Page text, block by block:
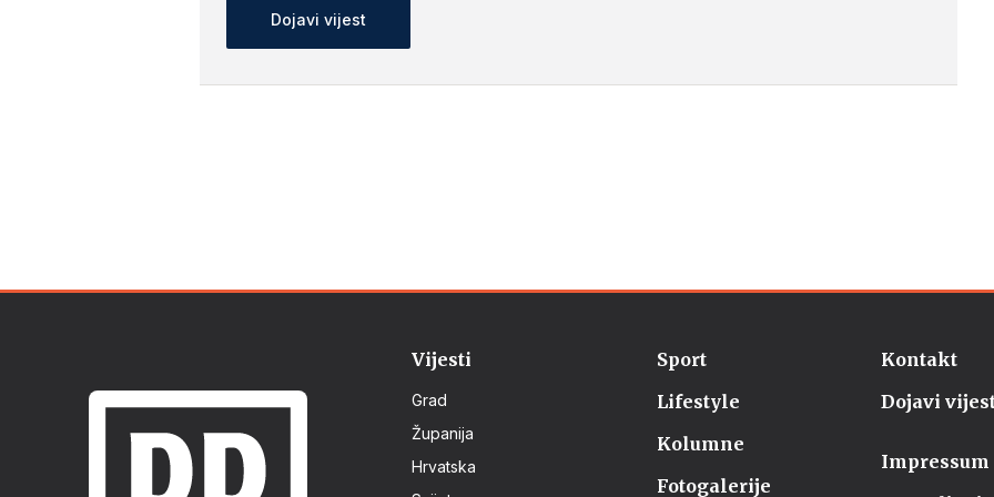
Dojavi vijest
Vijesti
Grad
Županija
Hrvatska
Sport
Lifestyle
Kolumne
Fotogalerije
Kontakt
Dojavi
Impressum